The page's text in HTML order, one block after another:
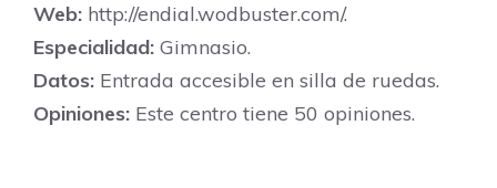
Web: http://endial.wodbuster.com/.
Especialidad: Gimnasio.
Datos: Entrada accesible en silla de ruedas.
Opiniones: Este centro tiene 50 opiniones.